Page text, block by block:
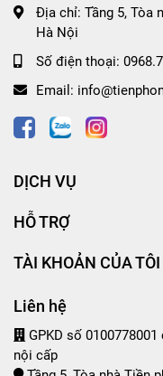
Địa chỉ: Tầng 5, Tòa
Hà Nội
Số điện thoại:
Email:
DỊCH VỤ
HỖ TRỢ
TÀI KHOẢN CỦA TÔI
Liên hệ
GPKD số
nội cấp